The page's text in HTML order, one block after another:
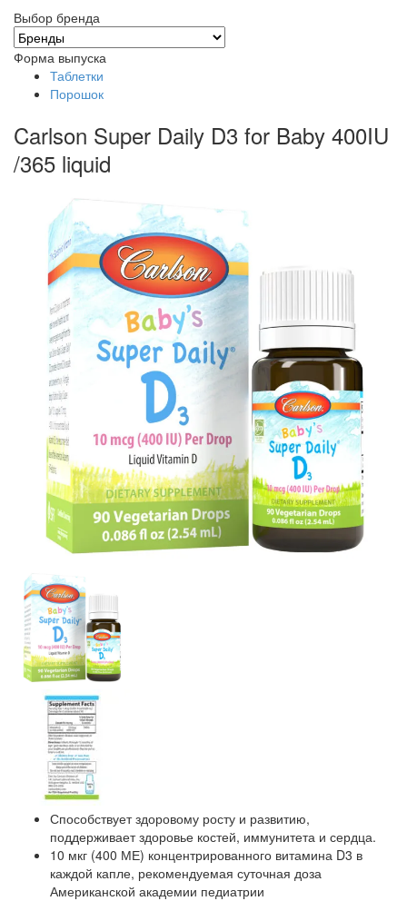
Выбор бренда
Форма выпуска
Таблетки
Порошок
Carlson Super Daily D3 for Baby 400IU
/365 liquid
Способствует здоровому росту и развитию,
поддерживает здоровье костей, иммунитета и сердца.
10 мкг (400 МЕ) концентрированного витамина D3 в
каждой капле, рекомендуемая суточная доза
Американской академии педиатрии